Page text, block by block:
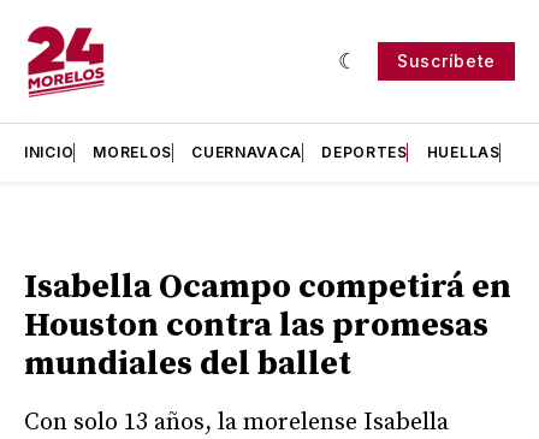
Suscríbete
INICIO MORELOS CUERNAVACA DEPORTES HUELLAS
Isabella Ocampo competirá en
Houston contra las promesas
mundiales del ballet
Con solo 13 años, la morelense Isabella